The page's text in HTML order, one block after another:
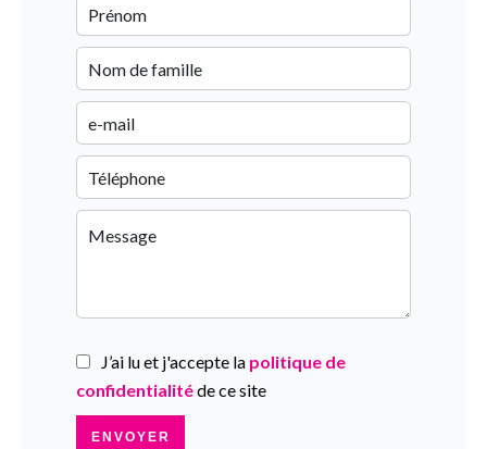
J’ai lu et j'accepte la politique de
confidentialitéde ce site
ENVOYER